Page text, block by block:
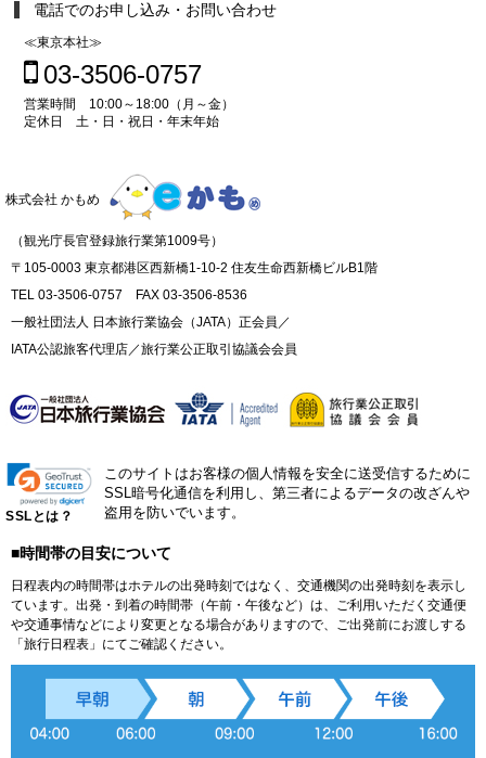
電話でのお申し込み・お問い合わせ
≪東京本社≫
03-3506-0757
営業時間 10:00～18:00（月～金）
定休日 土・日・祝日・年末年始
株式会社 かもめ
（観光庁長官登録旅行業第1009号）
〒105-0003 東京都港区西新橋1-10-2 住友生命西新橋ビルB1階
TEL 03-3506-0757 FAX 03-3506-8536
一般社団法人 日本旅行業協会（JATA）正会員／
IATA公認旅客代理店／旅行業公正取引協議会会員
SSLとは？
このサイトはお客様の個人情報を安全に送受信するために
SSL暗号化通信を利用し、第三者によるデータの改ざんや
盗用を防いでいます。
■時間帯の目安について
日程表内の時間帯はホテルの出発時刻ではなく、交通機関の出発時刻を表示し
ています。出発・到着の時間帯（午前・午後など）は、ご利用いただく交通便
や交通事情などにより変更となる場合がありますので、ご出発前にお渡しする
「旅行日程表」にてご確認ください。